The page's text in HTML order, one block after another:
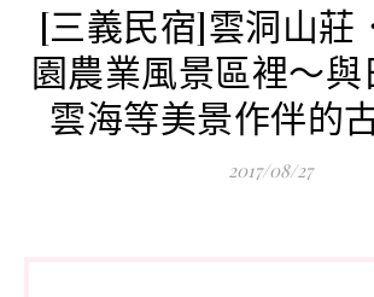
[三義民宿]雲洞山莊
園農業風景區裡～
雲海等美景作伴的
2017/08/27